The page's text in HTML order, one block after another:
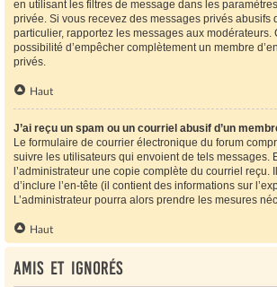
en utilisant les filtres de message dans les
privée. Si vous recevez des messages privés abusifs
particulier, rapportez les messages aux modérateurs.
possibilité d’empêcher complètement un membre
privés.
Haut
J’ai reçu un spam ou un courriel abusif d’un
Le formulaire de courrier électronique du forum
suivre les utilisateurs qui envoient de tels messages.
l’administrateur une copie complète du courriel reçu.
d’inclure l’en-tête (il contient des informations sur
L’administrateur pourra alors prendre les mesures
Haut
Amis et ignorés